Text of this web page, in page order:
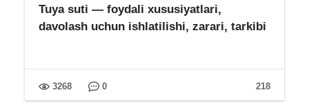
Tuya suti — foydali xususiyatlari,
davolash uchun ishlatilishi, zarari, tarkibi
218
3268 0